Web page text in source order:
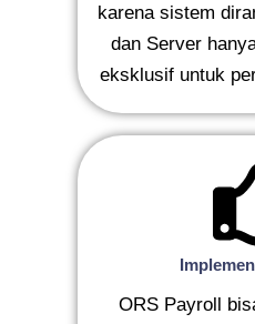
karena sistem
dan Server
eksklusif untuk
ORS Payroll